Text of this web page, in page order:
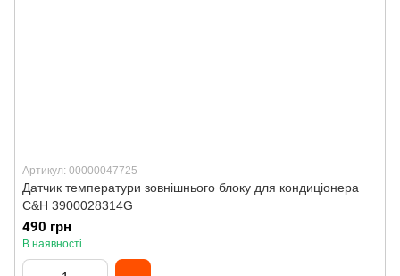
Артикул: 00000047725
Датчик температури зовнішнього блоку для кондиціонера
C&H 3900028314G
490 грн
В наявності